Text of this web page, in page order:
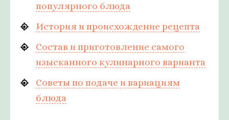
популярного блюда
История и происхождение рецепта
Состав и приготовление самого
изысканного кулинарного варианта
Советы по подаче и вариациям
блюда